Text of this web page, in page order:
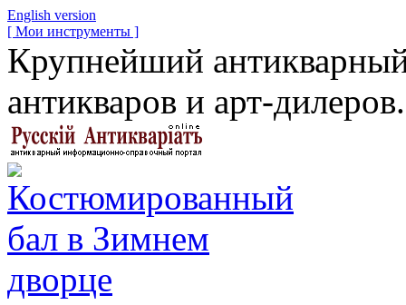
English version
[ Мои инструменты ]
Крупнейший
антикваров и арт-дилеров.